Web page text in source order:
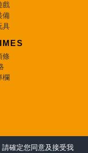
確定您同意及接受我
戲
備
具
條
欄